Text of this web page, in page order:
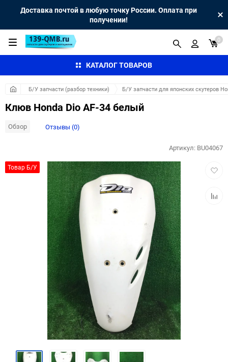
Доставка почтой в любую точку России. Оплата при
получении!
КАТАЛОГ ТОВАРОВ
0
Б/У запчасти (разбор техники) Б/У запчасти для японских скутеров
Клюв Honda Dio AF-34 белый
Обзор Отзывы (0)
Товар Б/У
Артикул: BU04067